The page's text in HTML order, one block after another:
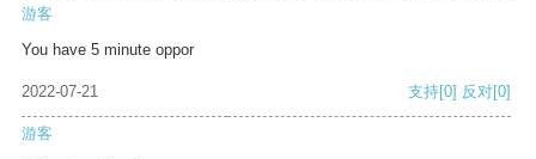
游客
You have 5 minute oppor
2022-07-21 支持[0] 反对[0]
游客